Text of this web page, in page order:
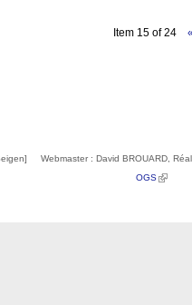
Item 15 of 24
Webmaster : David BROUARD,
OGS(link is